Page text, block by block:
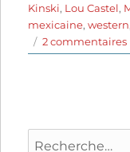
Kinski, Lou Castel,
mexicaine,western
2 commentaires
Recherche